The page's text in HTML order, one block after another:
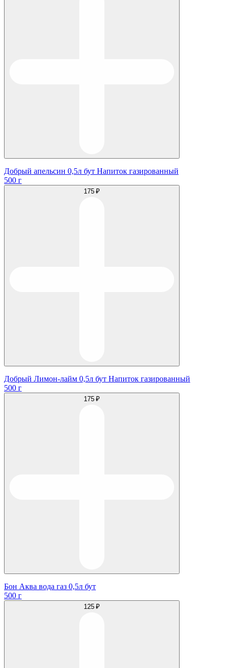
Добрый апельсин 0,5л бут Напиток газированный
500 г
175 ₽
Добрый Лимон-лайм 0,5л бут Напиток газированный
500 г
175 ₽
Бон Аква вода газ 0,5л бут
500 г
125 ₽